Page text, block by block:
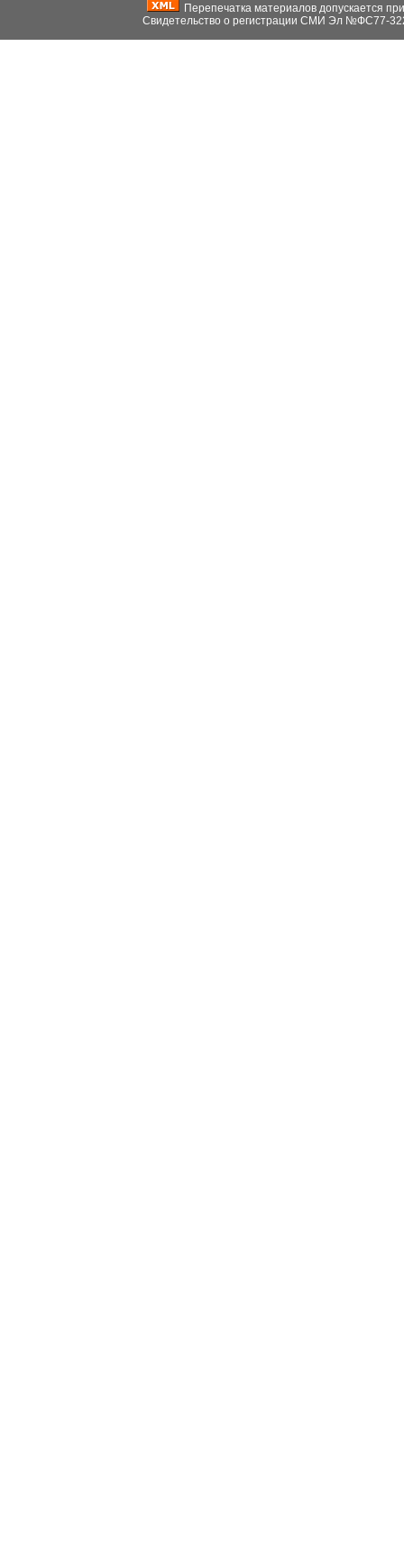
Перепечатка материалов допускается
Свидетельство о регистрации СМИ Эл №ФС77-